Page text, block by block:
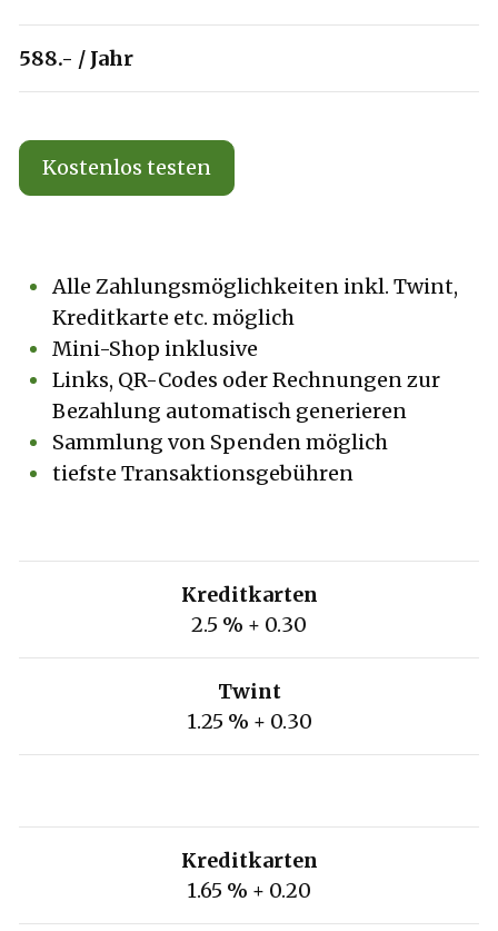
588.- / Jahr
Kostenlos testen
Alle Zahlungsmöglichkeiten inkl. Twint,
Kreditkarte etc. möglich
Mini-Shop inklusive
Links, QR-Codes oder Rechnungen zur
Bezahlung automatisch generieren
Sammlung von Spenden möglich
tiefste Transaktionsgebühren
Kreditkarten
2.5 % + 0.30
Twint
1.25 % + 0.30
Kreditkarten
1.65 % + 0.20